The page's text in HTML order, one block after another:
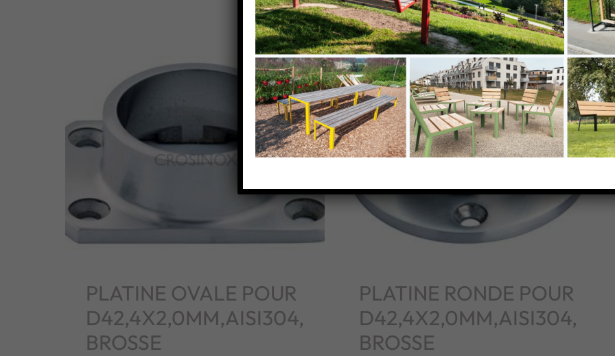
PLATINE OVALE POUR
D42,4X2,0MM,AISI304,
BROSSE
PLATINE RONDE POUR
D42,4X2,0MM,AISI304,
BROSSE